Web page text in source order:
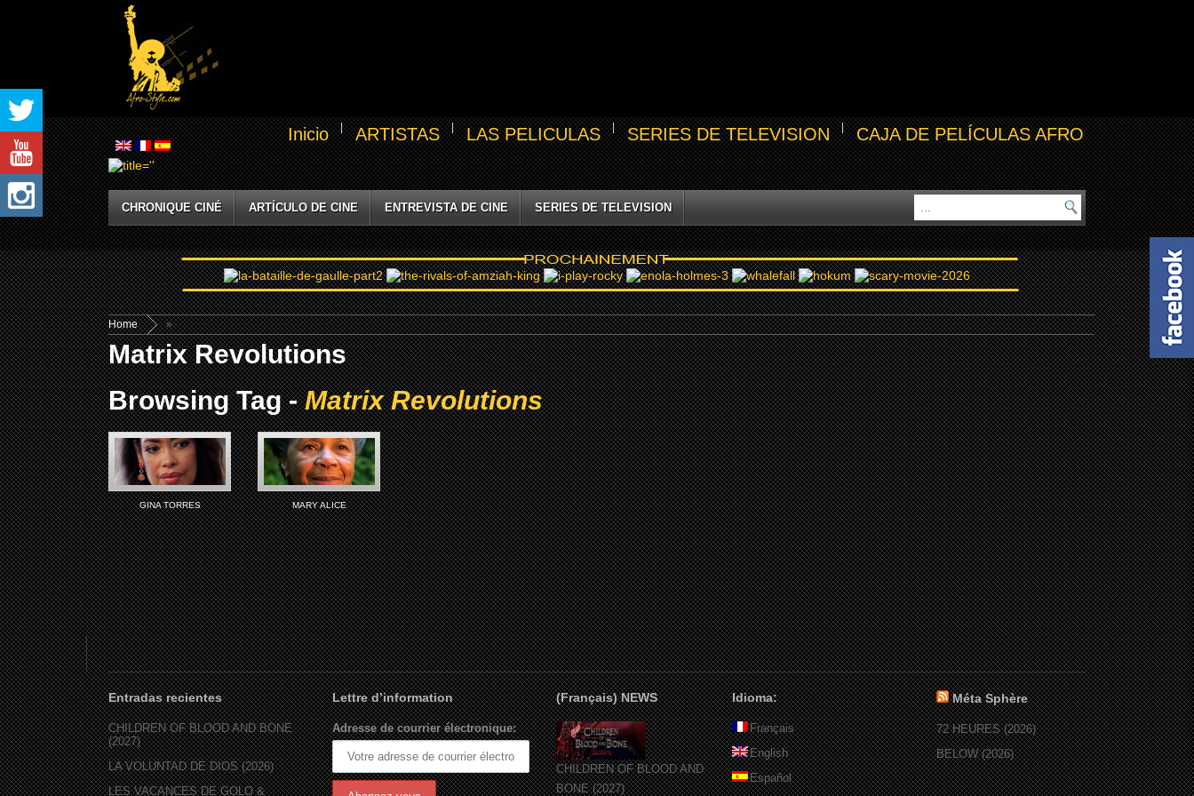
Inicio ARTISTAS LAS PELICULAS SERIES DE TELEVISION CAJA DE PELÍCULAS AFRO
CHRONIQUE CINÉ ARTÍCULO DE CINE ENTREVISTA DE CINE SERIES DE TELEVISION
Home »
Matrix Revolutions
Browsing Tag -Matrix Revolutions
GINA TORRES MARY ALICE
Entradas recientes
CHILDREN OF BLOOD AND BONE
(2027)
LA VOLUNTAD DE DIOS (2026)
LES VACANCES DE GOLO &
Lettre d’information
Adresse de courrier électronique:
(Français) NEWS
CHILDREN OF BLOOD AND
BONE (2027)
Idioma:
Français
English
Español
Méta Sphère
72 HEURES (2026)
BELOW (2026)